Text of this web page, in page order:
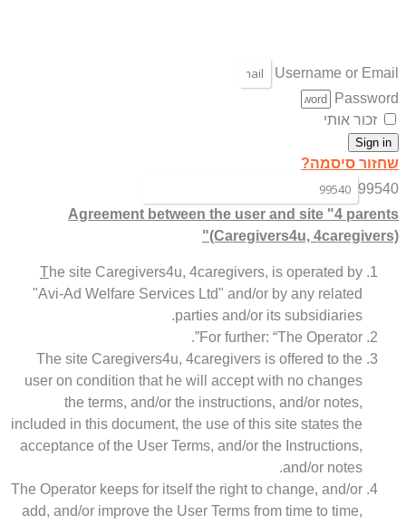
Username or Email
Password
זכור אותי
Sign in
שחזור סיסמה?
99540
Agreement between the user and site "4 parents
(Caregivers4u, 4caregivers)"
The site Caregivers4u, 4caregivers, is operated by
"Avi-Ad Welfare Services Ltd" and/or by any related
parties and/or its subsidiaries.
For further: “The Operator”.
The site Caregivers4u, 4caregivers is offered to the
user on condition that he will accept with no changes
the terms, and/or the instructions, and/or notes,
included in this document, the use of this site states the
acceptance of the User Terms, and/or the Instructions,
and/or notes.
The Operator keeps for itself the right to change, and/or
add, and/or improve the User Terms from time to time,